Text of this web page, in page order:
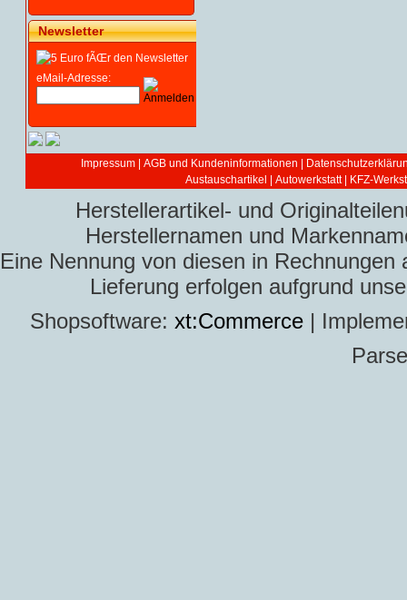
Newsletter
eMail-Adresse:
Impressum AGB und Kundeninformationen
Austauschartikel
Autowerkstatt | KFZ-
Herstellerartikel- und
Herstellernamen und
Eine Nennung von diesen in
Lieferung erfolgen aufgrund
Shopsoftware: xt:Commerce |